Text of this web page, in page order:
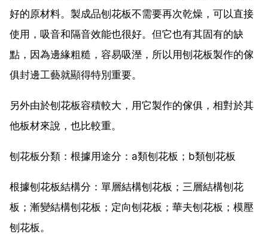
好的原材料。製成品刨花板不需要再次乾燥，可以直接
使用，吸音和隔音效能也很好。但它也有其固有的缺
點，因為邊緣粗糙，容易吸溼，所以用刨花板製作的傢
俱封邊工藝就顯得特別重要。
另外由於刨花板容積較大，用它製作的傢俱，相對於其
他板材來說，也比較重。
刨花板分類：根據用途分：a類刨花板；b類刨花板
根據刨花板結構分：單層結構刨花板；三層結構刨花
板；漸變結構刨花板；定向刨花板；華夫刨花板；模壓
刨花板。